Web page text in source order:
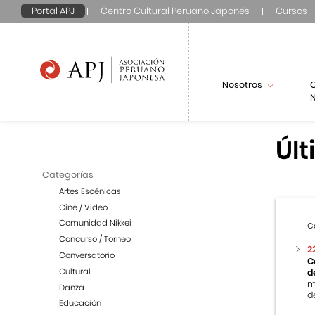
Portal APJ Centro Cultural Peruano Japonés Cursos
Nosotros
Categorías
Artes Escénicas
Cine / Video
Comunidad Nikkei
Concurso / Torneo
Conversatorio
Cultural
Danza
Educación